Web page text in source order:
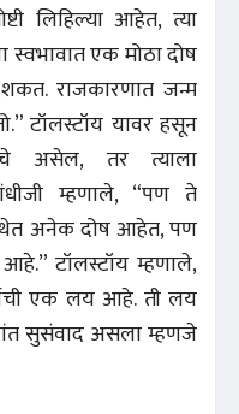
लिहिल्या आहेत, त्या
स्वभावात एक मोठा दोष
राजकारणात जन्म
टॉलस्टॉय यावर हसून
असेल, तर त्याला
म्हणाले, “पण ते
अनेक दोष आहेत, पण
टॉलस्टॉय म्हणाले,
एक लय आहे. ती लय
सुसंवाद असला म्हणजे